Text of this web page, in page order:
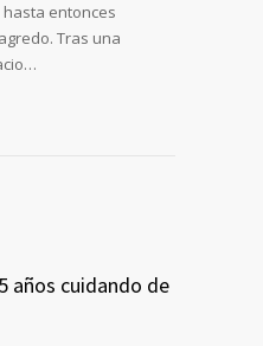
entonces
Tras una
años cuidando de